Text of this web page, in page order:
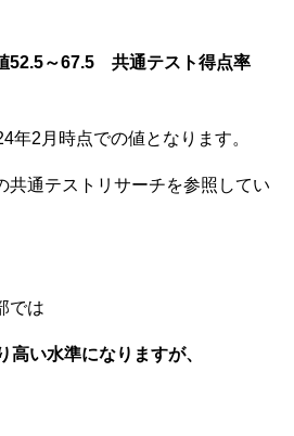
52.5～67.5 共通テスト得点率
2月時点での値となります。
通テストリサーチを参照してい
では
い水準になりますが、